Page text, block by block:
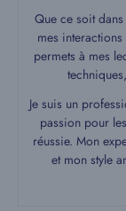
Que ce soit
mes
permets à mes
Je suis un
passion pour
réussie. Mon
et mon style